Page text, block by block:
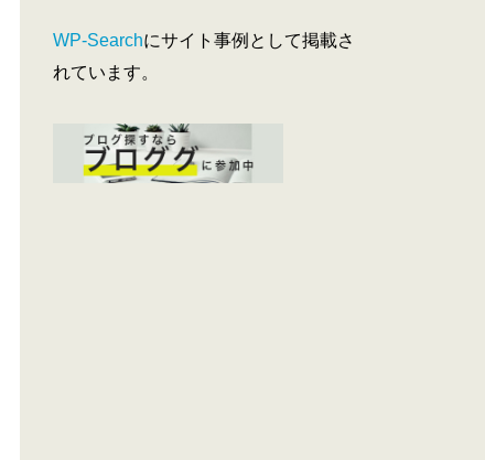
WP-Searchにサイト事例として掲載さ
れています。